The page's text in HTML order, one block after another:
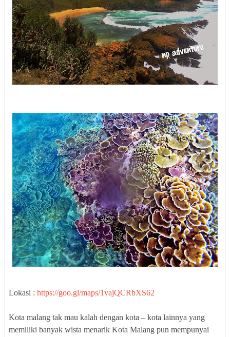
Lokasi : https://goo.gl/maps/1vajQCRbXS62
Kota malang tak mau kalah dengan kota – kota lainnya yang
memiliki banyak wista menarik Kota Malang pun mempunyai